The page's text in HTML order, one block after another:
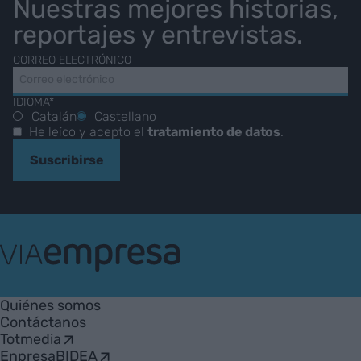
Nuestras mejores historias,
reportajes y entrevistas.
CORREO ELECTRÓNICO
IDIOMA*
Catalán
Castellano
He leído y acepto el tratamiento de datos.
Suscribirse
Empresa
Quiénes somos
Contáctanos
Totmedia
EnpresaBIDEA